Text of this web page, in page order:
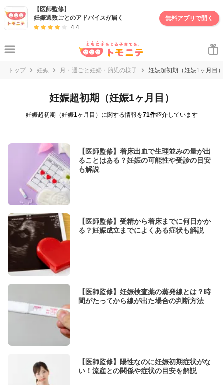
【医師監修】
妊娠週数ごとのアドバイスが届く
4.4
無料アプリで開く
トップ 妊娠 月・週ごと妊婦・胎児の様子 妊娠超初期（妊娠1ヶ月目）
妊娠超初期（妊娠1ヶ月目）
妊娠超初期（妊娠1ヶ月目）に関する情報を71件紹介しています
【医師監修】着床出血で生理並みの量が出
ることはある？妊娠の可能性や受診の目安
も解説
【医師監修】受精から着床までに何日かか
る？妊娠成立までによくある症状も解説
【医師監修】妊娠検査薬の蒸発線とは？時
間がたってから線が出た場合の判断方法
【医師監修】陽性なのに妊娠初期症状がな
い！流産との関係や症状の目安を解説